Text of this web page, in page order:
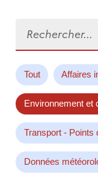
Tout Affaires
Environnement et
Transport - Points
Données